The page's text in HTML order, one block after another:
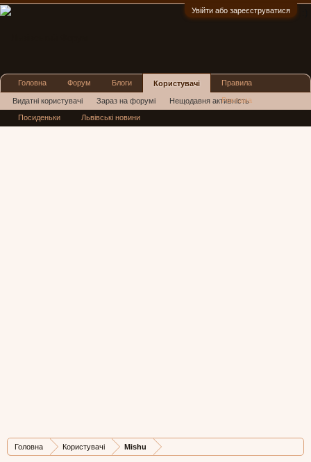
Увійти або зареєструватися
Головна Користувачі Mishu
Головна Форум Блоги Користувачі
Видатні користувачі Зараз на форумі Нещодавня активність
Нові повідомлення профілю
Правила
Реклама
Посиденьки Львівські новини